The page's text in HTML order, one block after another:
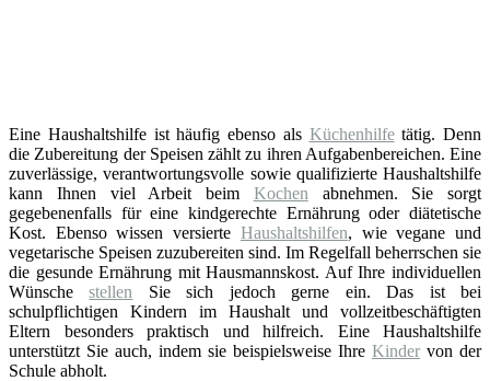
Eine Haushaltshilfe ist häufig ebenso als Küchenhilfetätig. Denn
die Zubereitung der Speisen zählt zu ihren Aufgabenbereichen. Eine
zuverlässige, verantwortungsvolle sowie qualifizierte Haushaltshilfe
kann Ihnen viel Arbeit beim Kochen abnehmen. Sie sorgt
gegebenenfalls für eine kindgerechte Ernährung oder diätetische
Kost. Ebenso wissen versierte Haushaltshilfen, wie vegane und
vegetarische Speisen zuzubereiten sind. Im Regelfall beherrschen sie
die gesunde Ernährung mit Hausmannskost. Auf Ihre individuellen
Wünschestellen Sie sich jedoch gerne ein. Das ist bei
schulpflichtigen Kindern im Haushalt und vollzeitbeschäftigten
Eltern besonders praktisch und hilfreich. Eine Haushaltshilfe
unterstützt Sie auch, indem sie beispielsweise Ihre Kinder von der
Schule abholt.